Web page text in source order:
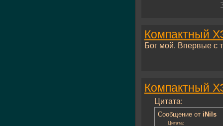
Компактный
Бог мой. Впервые с
Компактный
Цитата:
Сообщение от iNils
Цитата: